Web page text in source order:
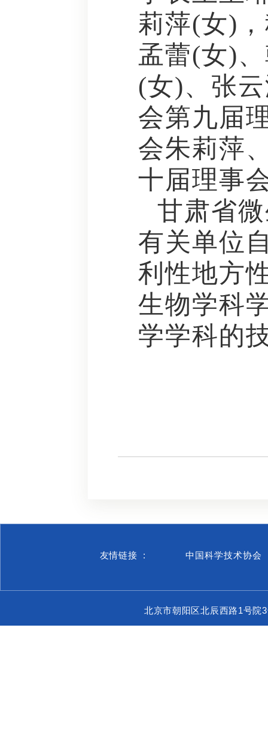
莉萍(女)
孟蕾(女)
(女)、张
会第九届
会朱莉萍
十届理事
甘肃省
有关单位
利性地方
生物学科
学学科的
友情链接 : 中国科学技术协会
北京市朝阳区北辰西路1号院